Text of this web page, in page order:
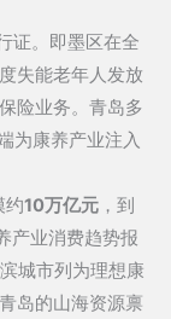
证。即墨区在全
失能老年人发放
险业务。青岛多
为康养产业注入
约10万亿元 ，到
产业消费趋势报
城市列为理想康
岛的山海资源禀